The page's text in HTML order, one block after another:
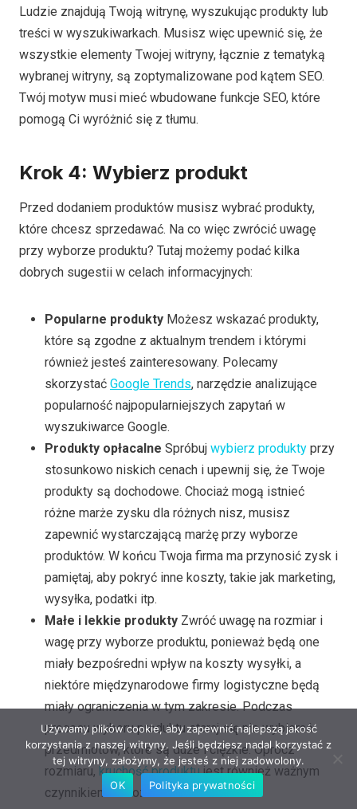
Ludzie znajdują Twoją witrynę, wyszukując produkty lub
treści w wyszukiwarkach. Musisz więc upewnić się, że
wszystkie elementy Twojej witryny, łącznie z tematyką
wybranej witryny, są zoptymalizowane pod kątem SEO.
Twój motyw musi mieć wbudowane funkcje SEO, które
pomogą Ci wyróżnić się z tłumu.
Krok 4: Wybierz produkt
Przed dodaniem produktów musisz wybrać produkty,
które chcesz sprzedawać. Na co więc zwrócić uwagę
przy wyborze produktu? Tutaj możemy podać kilka
dobrych sugestii w celach informacyjnych:
Popularne produkty Możesz wskazać produkty,
które są zgodne z aktualnym trendem i którymi
również jesteś zainteresowany. Polecamy
skorzystać Google Trends, narzędzie analizujące
popularność najpopularniejszych zapytań w
wyszukiwarce Google.
Produkty opłacalne Spróbuj wybierz produkty przy
stosunkowo niskich cenach i upewnij się, że Twoje
produkty są dochodowe. Chociaż mogą istnieć
różne marże zysku dla różnych nisz, musisz
zapewnić wystarczającą marżę przy wyborze
produktów. W końcu Twoja firma ma przynosić zysk i
pamiętaj, aby pokryć inne koszty, takie jak marketing,
wysyłka, podatki itp.
Małe i lekkie produkty Zwróć uwagę na rozmiar i
wagę przy wyborze produktu, ponieważ będą one
miały bezpośredni wpływ na koszty wysyłki, a
niektóre międzynarodowe firmy logistyczne będą
miały ograniczenia w tym zakresie. Podczas
procesu wyboru produktu staraj się nie wybierać
przedmiotów, które są duże i ciężkie. Oprócz
rozmiaru, kruchość produktujest również ważnym
czynnikiem do rozważenia.
Używamy plików cookie, aby zapewnić najlepszą jakość
korzystania z naszej witryny. Jeśli będziesz nadal korzystać z
tej witryny, założymy, że jesteś z niej zadowolony.
OK
Polityka prywatności